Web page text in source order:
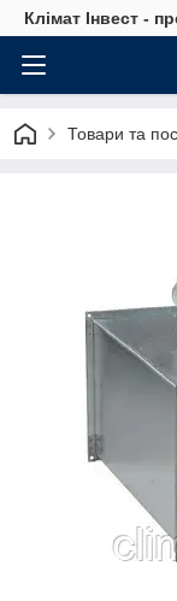
Клімат Інвест -
Товари та